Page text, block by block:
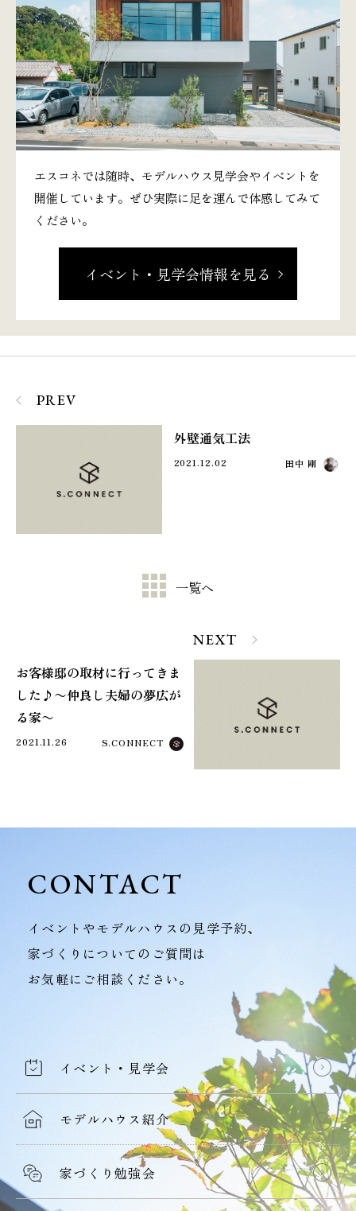
エスコネでは随時、モデルハウス見学会やイベントを
開催しています。ぜひ実際に足を運んで体感してみて
ください。
イベント・見学会情報を見る
PREV
外壁通気工法
2021.12.02 田中 剛
一覧へ
NEXT
お客様邸の取材に行ってきま
した♪〜仲良し夫婦の夢広が
る家〜
2021.11.26 S.CONNECT
CONTACT
イベントやモデルハウスの見学予約、
家づくりについてのご質問は
お気軽にご相談ください。
イベント・見学会
モデルハウス紹介
家づくり勉強会